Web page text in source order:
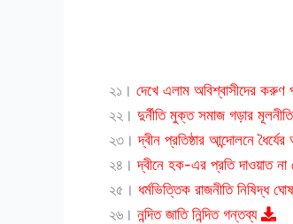
২১। দেখে এলাম অবিশ্বাসীদের করুণ
২২। দুর্নীতি মুক্ত সমাজ গড়ার মূলনীতি
২৩।দ্বীন প্রতিষ্ঠার আন্দোলনে ধৈর্যের
২৪।দ্বীনে হক-এর প্রতি দাওয়াত না
২৫। ধর্মভিত্তিক রাজনীতি নিষিদ্ধ
২৬। নন্দিত জাতি নিন্দিত গন্তব্য